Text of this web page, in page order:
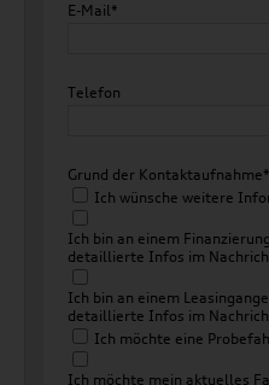
E-Mail*
Telefon
Grund der Kontaktaufnahme*
Ich wünsche weitere
Ich bin an einem
detaillierte Infos im
Ich bin an einem
detaillierte Infos im
Ich möchte eine
Ich möchte mein aktuelles